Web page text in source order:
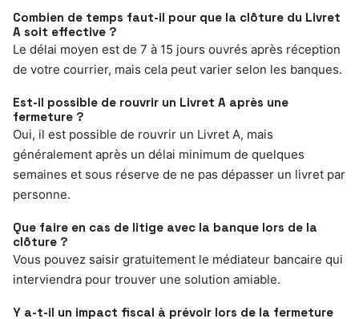
Combien de temps faut-il pour que la clôture du Livret
A soit effective ?
Le délai moyen est de 7 à 15 jours ouvrés après réception
de votre courrier, mais cela peut varier selon les banques.
Est-il possible de rouvrir un Livret A après une
fermeture ?
Oui, il est possible de rouvrir un Livret A, mais
généralement après un délai minimum de quelques
semaines et sous réserve de ne pas dépasser un livret par
personne.
Que faire en cas de litige avec la banque lors de la
clôture ?
Vous pouvez saisir gratuitement le médiateur bancaire qui
interviendra pour trouver une solution amiable.
Y a-t-il un impact fiscal à prévoir lors de la fermeture